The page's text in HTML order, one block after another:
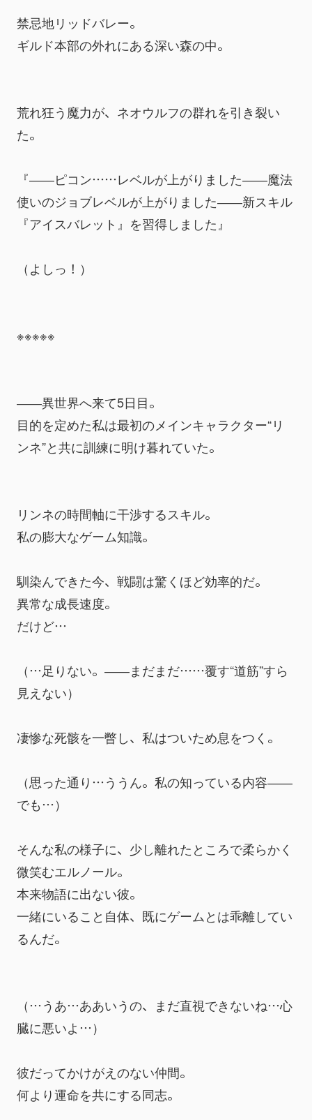
禁忌地リッドバレー。
ギルド本部の外れにある深い森の中。
荒れ狂う魔力が、ネオウルフの群れを引き裂い
た。
『――ピコン……レベルが上がりました――魔法
使いのジョブレベルが上がりました――新スキル
『アイスバレット』を習得しました』
（よしっ！）
※※※※※
――異世界へ来て5日目。
目的を定めた私は最初のメインキャラクター“リ
ンネ”と共に訓練に明け暮れていた。
リンネの時間軸に干渉するスキル。
私の膨大なゲーム知識。
馴染んできた今、戦闘は驚くほど効率的だ。
異常な成長速度。
だけど…
（…足りない。――まだまだ……覆す“道筋”すら
見えない）
凄惨な死骸を一瞥し、私はついため息をつく。
（思った通り…ううん。私の知っている内容――
でも…）
そんな私の様子に、少し離れたところで柔らかく
微笑むエルノール。
本来物語に出ない彼。
一緒にいること自体、既にゲームとは乖離してい
るんだ。
（…うあ…ああいうの、まだ直視できないね…心
臓に悪いよ…）
彼だってかけがえのない仲間。
何より運命を共にする同志。